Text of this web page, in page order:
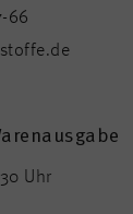
66
Uhr